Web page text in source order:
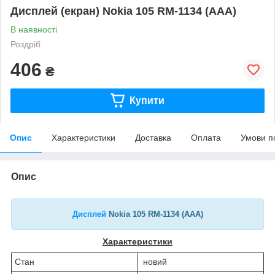
Дисплей (екран) Nokia 105 RM-1134 (AAA)
В наявності
Роздріб
406 ₴
Купити
Опис Характеристики Доставка Оплата Умови
Опис
Дисплей Nokia 105 RM-1134 (AAA)
Характеристики
Стан
новий